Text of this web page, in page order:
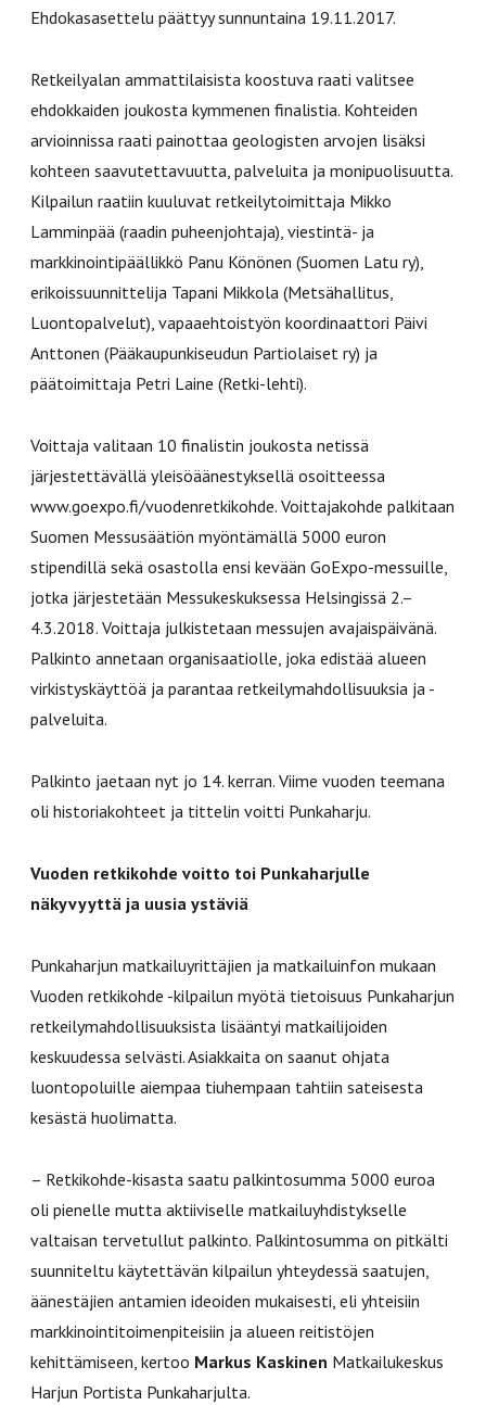
Ehdokasasettelu päättyy sunnuntaina 19.11.2017.
Retkeilyalan ammattilaisista koostuva raati valitsee
ehdokkaiden joukosta kymmenen finalistia. Kohteiden
arvioinnissa raati painottaa geologisten arvojen lisäksi
kohteen saavutettavuutta, palveluita ja monipuolisuutta.
Kilpailun raatiin kuuluvat retkeilytoimittaja Mikko
Lamminpää (raadin puheenjohtaja), viestintä- ja
markkinointipäällikkö Panu Könönen (Suomen Latu ry),
erikoissuunnittelija Tapani Mikkola (Metsähallitus,
Luontopalvelut), vapaaehtoistyön koordinaattori Päivi
Anttonen (Pääkaupunkiseudun Partiolaiset ry) ja
päätoimittaja Petri Laine (Retki-lehti).
Voittaja valitaan 10 finalistin joukosta netissä
järjestettävällä yleisöäänestyksellä osoitteessa
www.goexpo.fi/vuodenretkikohde. Voittajakohde palkitaan
Suomen Messusäätiön myöntämällä 5000 euron
stipendillä sekä osastolla ensi kevään GoExpo-messuille,
jotka järjestetään Messukeskuksessa Helsingissä 2.–
4.3.2018. Voittaja julkistetaan messujen avajaispäivänä.
Palkinto annetaan organisaatiolle, joka edistää alueen
virkistyskäyttöä ja parantaa retkeilymahdollisuuksia ja -
palveluita.
Palkinto jaetaan nyt jo 14. kerran. Viime vuoden teemana
oli historiakohteet ja tittelin voitti Punkaharju.
Vuoden retkikohde voitto toi Punkaharjulle
näkyvyyttä ja uusia ystäviä
Punkaharjun matkailuyrittäjien ja matkailuinfon mukaan
Vuoden retkikohde -kilpailun myötä tietoisuus Punkaharjun
retkeilymahdollisuuksista lisääntyi matkailijoiden
keskuudessa selvästi. Asiakkaita on saanut ohjata
luontopoluille aiempaa tiuhempaan tahtiin sateisesta
kesästä huolimatta.
– Retkikohde-kisasta saatu palkintosumma 5000 euroa
oli pienelle mutta aktiiviselle matkailuyhdistykselle
valtaisan tervetullut palkinto. Palkintosumma on pitkälti
suunniteltu käytettävän kilpailun yhteydessä saatujen,
äänestäjien antamien ideoiden mukaisesti, eli yhteisiin
markkinointitoimenpiteisiin ja alueen reitistöjen
kehittämiseen, kertoo Markus Kaskinen Matkailukeskus
Harjun Portista Punkaharjulta.